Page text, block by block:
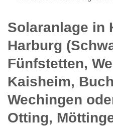
Solaranlage in
Harburg
Fünfstetten,
Kaisheim,
Wechingen
Otting,